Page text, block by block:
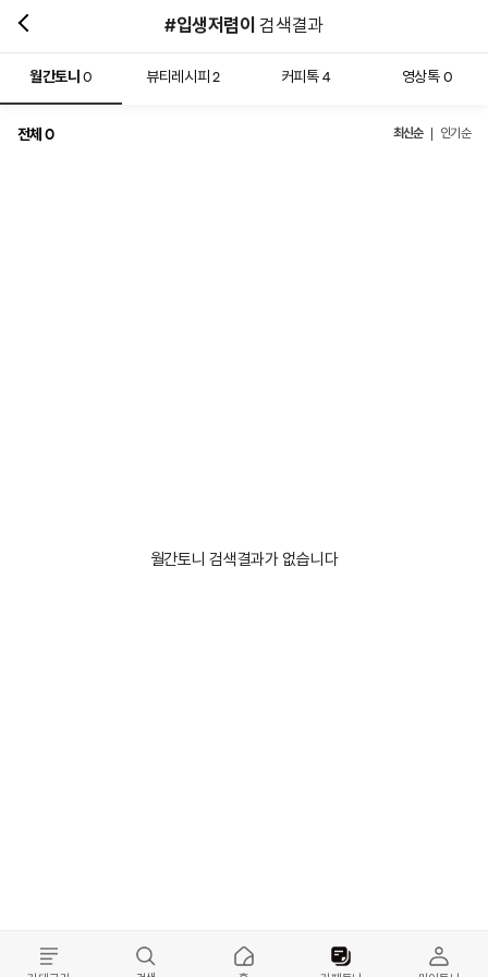
#입생저렴이 검색결과
월간토니0 뷰티레시피2 커피톡 4 영상톡 0
전체 0 최신순 인기순
월간토니 검색결과가 없습니다